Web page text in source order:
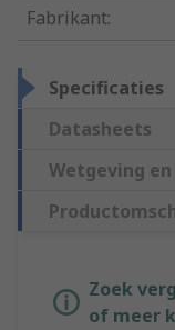
Fabrikant:
Specificaties
Datasheets
Wetgeving
Zoek
of meer